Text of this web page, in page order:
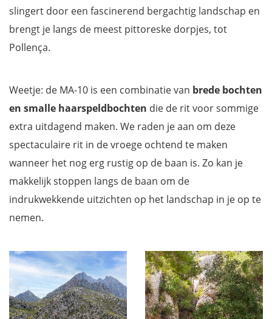
slingert door een fascinerend bergachtig landschap en
brengt je langs de meest pittoreske dorpjes, tot
Pollença.
Weetje: de MA-10 is een combinatie van brede bochten
en smalle haarspeldbochten die de rit voor sommige
extra uitdagend maken. We raden je aan om deze
spectaculaire rit in de vroege ochtend te maken
wanneer het nog erg rustig op de baan is. Zo kan je
makkelijk stoppen langs de baan om de
indrukwekkende uitzichten op het landschap in je op te
nemen.